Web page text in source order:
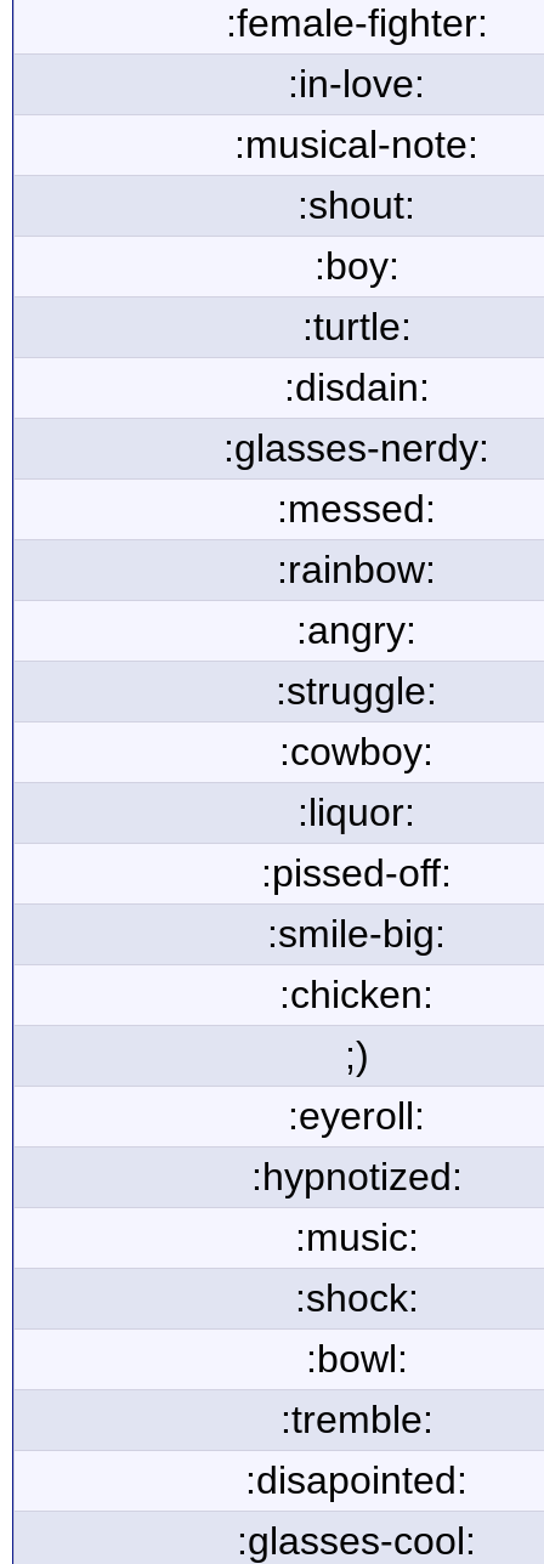
:female-fighter:
:in-love:
:musical-note:
:shout:
:boy:
:turtle:
:disdain:
:glasses-nerdy:
:messed:
:rainbow:
:angry:
:struggle:
:cowboy:
:liquor:
:pissed-off:
:smile-big:
:chicken:
;)
:eyeroll:
:hypnotized:
:music:
:shock:
:bowl:
:tremble:
:disapointed:
:glasses-cool: